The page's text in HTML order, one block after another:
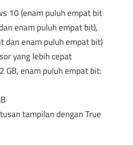
10 (enam puluh empat bit
enam puluh empat bit),
dan enam puluh empat bit)
yang lebih cepat
GB, enam puluh empat bit:
tampilan dengan True